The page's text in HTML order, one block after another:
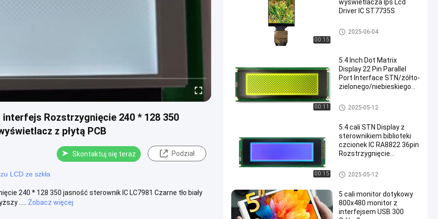
interfejs Rozstrzygnięcie 240 * 128 350
z płytą PCB
Skontaktuj się teraz Podział
LCD ze szkła
240 * 128 350 jasność sterownik IC LC7981 Czarne tło biały
.....
Zobacz więcej
00:15
wyświetlacza Ips Lcd
Driver IC ST7735S
Wyświetlacz LCD IPS
2025-06-04
00:11
5.4 Inch Dot Matrix
Display 22 Pin Parallel
Port Interface STN/żółto-
zielonego/niebieskiego
wyświetlania sterownik IC
LC7981 Rozdzielczość:
płytą PCB
Wyświetlacz LCD STN
2025-05-12
00:15
5.4 cali STN Display z
sterownikiem biblioteki
czcionek IC RA8822 36pin
Rozstrzygnięcie
równoległego jest 240 *
64 Jasność 350 z płytą
Wyświetlacz LCD STN
2025-05-12
5 cali monitor dotykowy
800x480 monitor z
interfejsem USB 300